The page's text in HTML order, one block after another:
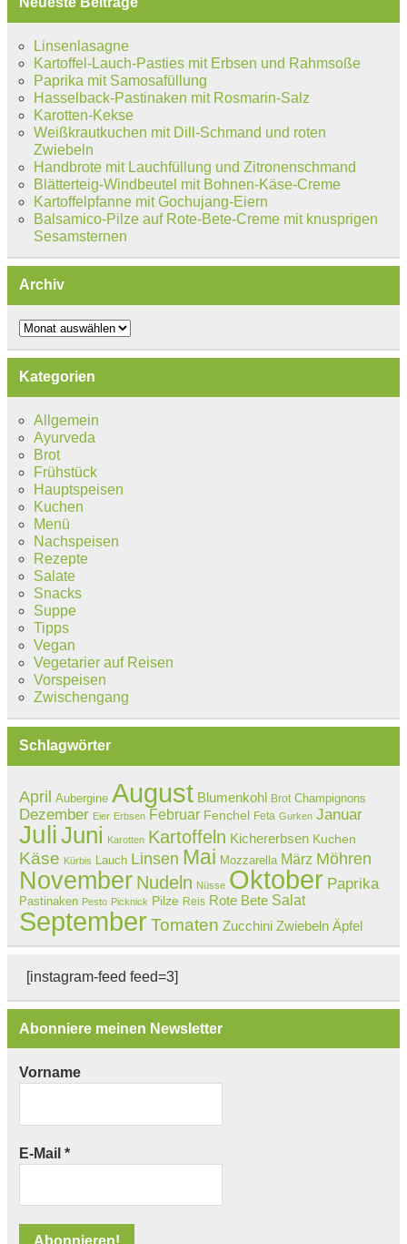
Linsenlasagne
Kartoffel-Lauch-Pasties mit Erbsen und Rahmsoße
Paprika mit Samosafüllung
Hasselback-Pastinaken mit Rosmarin-Salz
Karotten-Kekse
Weißkrautkuchen mit Dill-Schmand und roten
Zwiebeln
Handbrote mit Lauchfüllung und Zitronenschmand
Blätterteig-Windbeutel mit Bohnen-Käse-Creme
Kartoffelpfanne mit Gochujang-Eiern
Balsamico-Pilze auf Rote-Bete-Creme mit knusprigen
Sesamsternen
Archiv
Archiv
Kategorien
Allgemein
Ayurveda
Brot
Frühstück
Hauptspeisen
Kuchen
Menü
Nachspeisen
Rezepte
Salate
Snacks
Suppe
Tipps
Vegan
Vegetarier auf Reisen
Vorspeisen
Zwischengang
Schlagwörter
April Aubergine August Blumenkohl Brot Champignons
Dezember Eier Erbsen Februar Fenchel Feta Gurken Januar
JuliJuni Karotten Kartoffeln Kichererbsen Kuchen
Käse Kürbis Lauch Linsen Mai Mozzarella März Möhren
November Nudeln Nüsse Oktober Paprika
Pastinaken Pesto Picknick Pilze Reis Rote Bete Salat
September Tomaten Zucchini Zwiebeln Äpfel
[instagram-feed feed=3]
Abonniere meinen Newsletter
Vorname
E-Mail *